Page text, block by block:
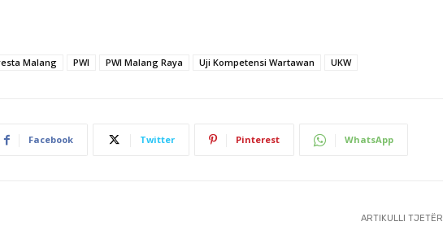
Malang PWI PWI Malang Raya Uji Kompetensi Wartawan UKW
Facebook Twitter Pinterest WhatsApp
ARTIKULLI TJETËR